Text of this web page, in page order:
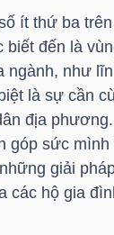
ít thứ ba
biết đến là
ngành, như
là sự cần
địa
góp sức
giải
các hộ gia